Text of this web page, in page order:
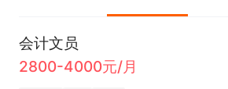
会计文员
2800-4000元/月